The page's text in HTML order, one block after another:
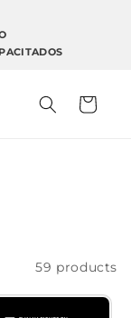
Cart
59 products